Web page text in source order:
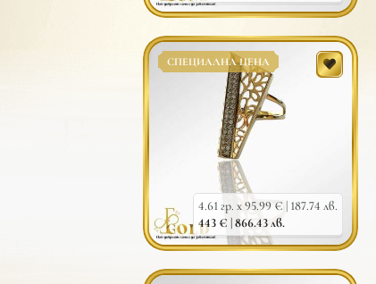
СПЕЦИАЛНА ЦЕНА
4.61 гр. x 95.99 € | 187.74 лв.
443 € |866.43 лв.